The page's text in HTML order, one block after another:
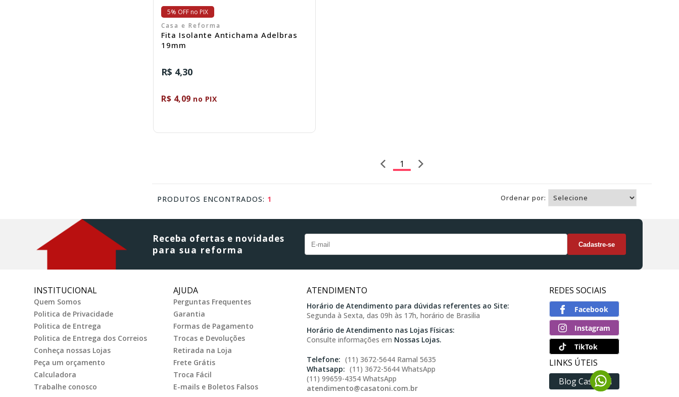
5% OFF no PIX
Casa e Reforma
Fita Isolante Antichama Adelbras
19mm
R$ 4,30
R$ 4,09 no PIX
1
PRODUTOS ENCONTRADOS: 1 Ordenar por:
Receba ofertas e novidades
para sua reforma
INSTITUCIONAL
Quem Somos
Politica de Privacidade
Politica de Entrega
Politica de Entrega dos Correios
Conheça nossas Lojas
Peça um orçamento
Calculadora
Trabalhe conosco
AJUDA
Perguntas Frequentes
Garantia
Formas de Pagamento
Trocas e Devoluções
Retirada na Loja
Frete Grátis
Troca Fácil
E-mails e Boletos Falsos
ATENDIMENTO
Horário de Atendimento para dúvidas referentes ao Site:
Segunda à Sexta, das 09h às 17h, horário de Brasilia
Horário de Atendimento nas Lojas Físicas:
Consulte informações em Nossas Lojas.
(11) 3672-5644 Ramal 5635
(11) 3672-5644 WhatsApp
(11) 99659-4354 WhatsApp
atendimento@casatoni.com.br
REDES SOCIAIS
TikTok
LINKS ÚTEIS
Blog Casatoni